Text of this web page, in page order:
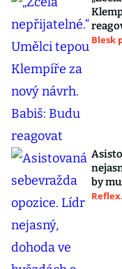
Blesk
by